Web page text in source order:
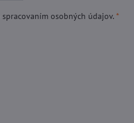
spracovaním osobných údajov. *